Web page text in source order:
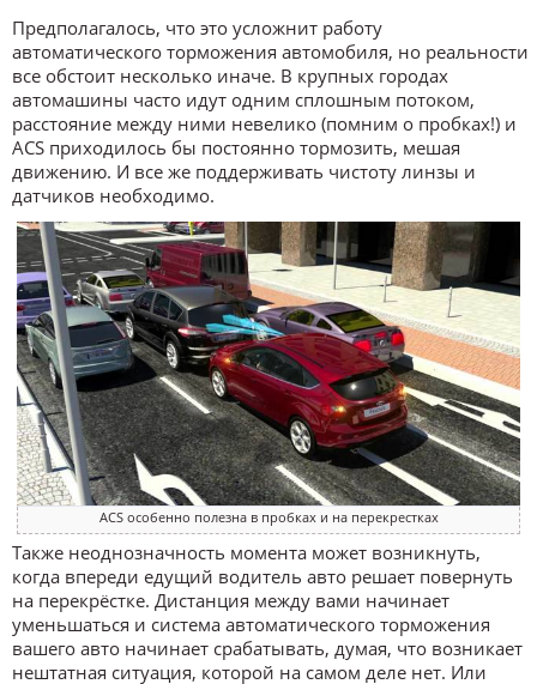
Предполагалось, что это усложнит работу
автоматического торможения автомобиля, но реальности
все обстоит несколько иначе. В крупных городах
автомашины часто идут одним сплошным потоком,
расстояние между ними невелико (помним о пробках!) и
ACS приходилось бы постоянно тормозить, мешая
движению. И все же поддерживать чистоту линзы и
датчиков необходимо.
ACS особенно полезна в пробках и на перекрестках
Также неоднозначность момента может возникнуть,
когда впереди едущий водитель авто решает повернуть
на перекрёстке. Дистанция между вами начинает
уменьшаться и система автоматического торможения
вашего авто начинает срабатывать, думая, что возникает
нештатная ситуация, которой на самом деле нет. Или